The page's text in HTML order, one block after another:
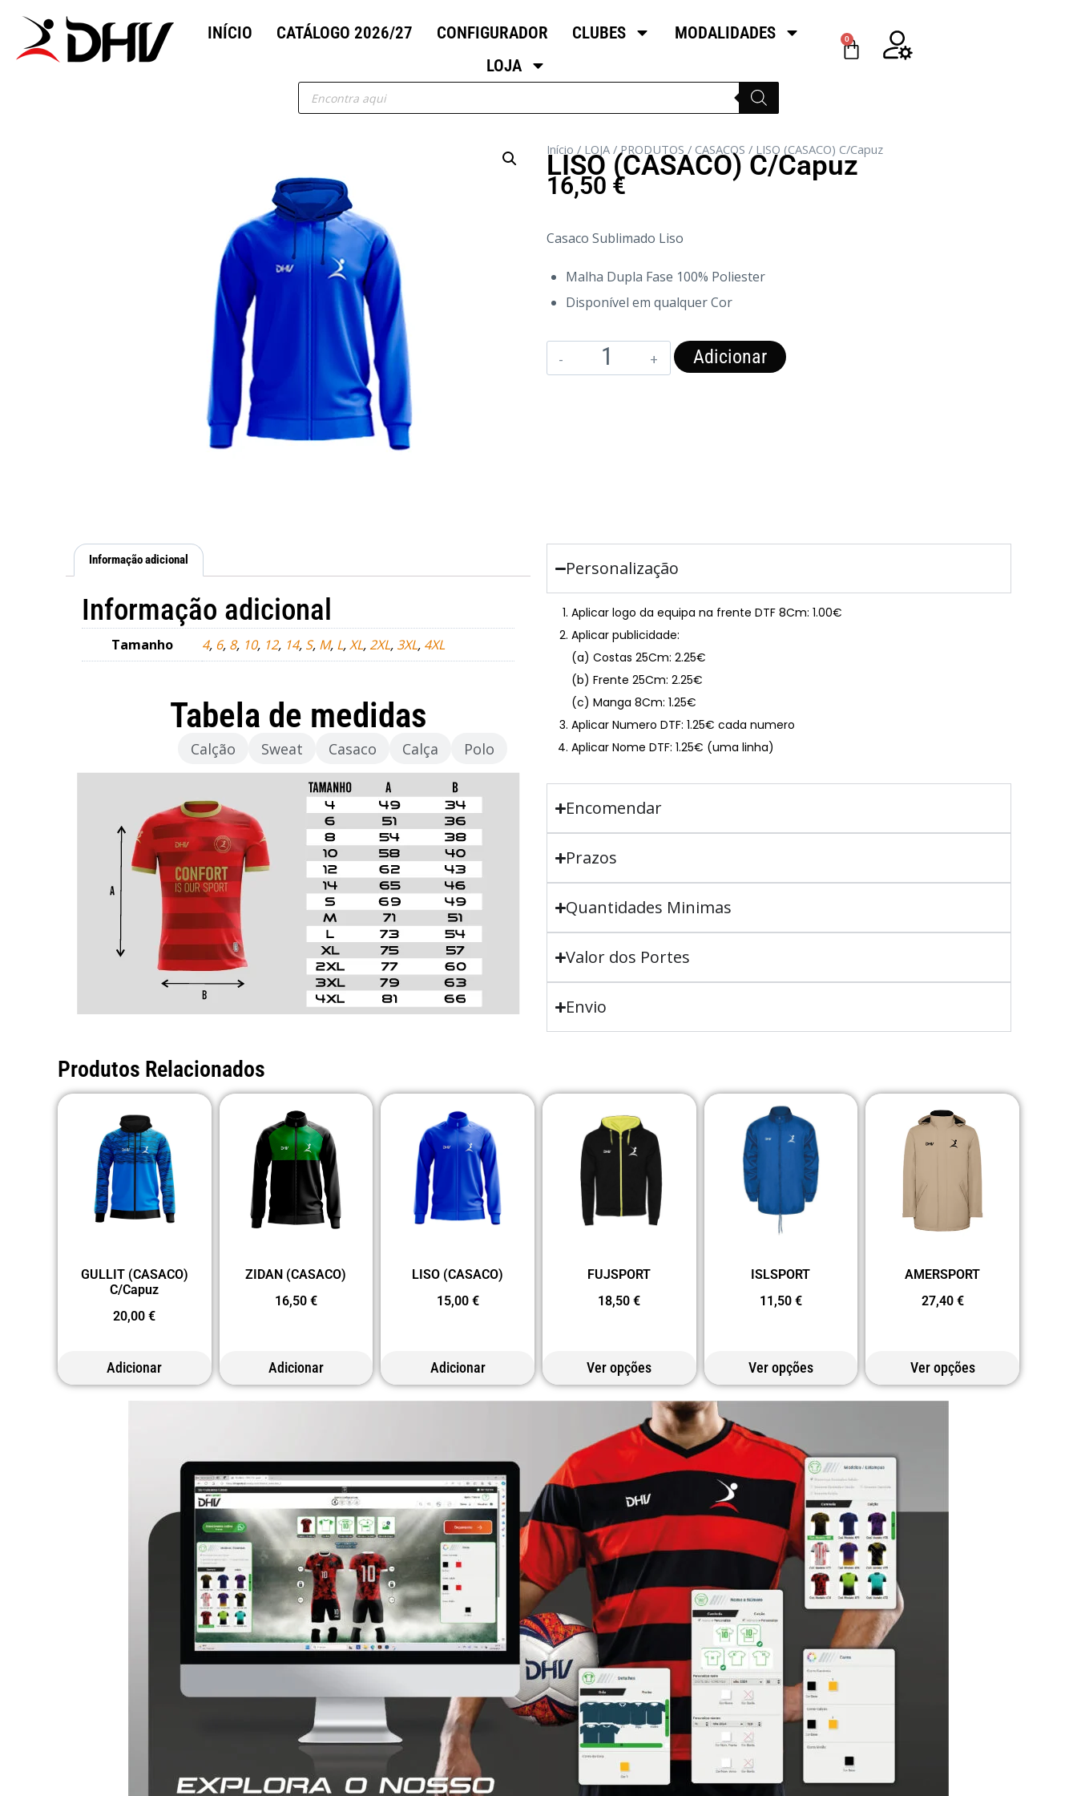
INÍCIO CATÁLOGO 2026/27 CONFIGURADOR CLUBES
MODALIDADES
LOJA
0
Início / LOJA /PRODUTOS / CASACOS / LISO (CASACO) C/Capuz
LISO (CASACO) C/Capuz
16,50 €
Casaco Sublimado Liso
Malha Dupla Fase 100% Poliester
Disponível em qualquer Cor
Adicionar
Informação adicional
Informação adicional
Tamanho 4, 6, 8, 10, 12, 14, S, M, L,XL, 2XL, 3XL, 4XL
Tabela de medidas
Calção Sweat Casaco Calça Polo
Personalização
Aplicar logo da equipa na frente DTF 8Cm: 1.00€
Aplicar publicidade:
(a) Costas 25Cm: 2.25€
(b) Frente 25Cm: 2.25€
(c) Manga 8Cm: 1.25€
Aplicar Numero DTF: 1.25€ cada numero
Aplicar Nome DTF: 1.25€ (uma linha)
Encomendar
Prazos
Quantidades Minimas
Valor dos Portes
Envio
Produtos Relacionados
GULLIT (CASACO)
C/Capuz
20,00€
Adicionar
ZIDAN (CASACO)
16,50 €
Adicionar
LISO (CASACO)
15,00 €
Adicionar
FUJSPORT
18,50€
Ver opções
ISLSPORT
11,50 €
Ver opções
AMERSPORT
27,40 €
Ver opções